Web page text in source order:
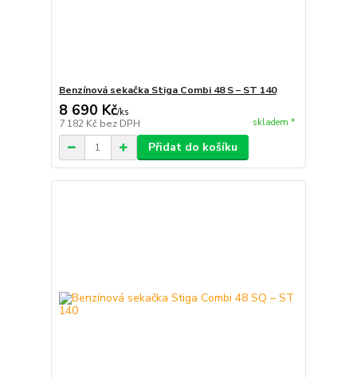
Benzínová sekačka Stiga Combi 48 S – ST 140
8 690 Kč/ks
7 182 Kč bez DPH skladem *
Přidat do košíku